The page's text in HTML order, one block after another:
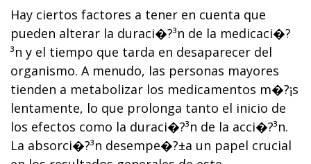
Hay ciertos factores a tener en cuenta que
pueden alterar la duraci�?³n de la medicaci�?
³n y el tiempo que tarda en desaparecer del
organismo. A menudo, las personas mayores
tienden a metabolizar los medicamentos m�?¡s
lentamente, lo que prolonga tanto el inicio de
los efectos como la duraci�?³n de la acci�?³n.
La absorci�?³n desempe�?±a un papel crucial